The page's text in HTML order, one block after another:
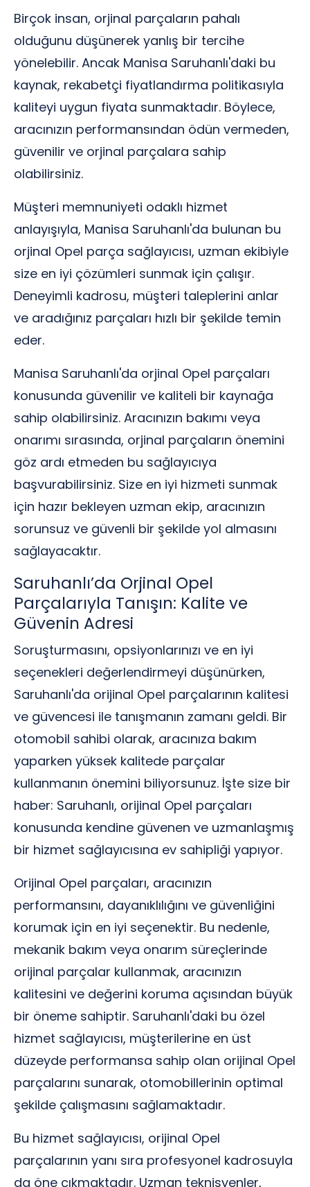
Birçok insan, orjinal parçaların pahalı
olduğunu düşünerek yanlış bir tercihe
yönelebilir. Ancak Manisa Saruhanlı'daki bu
kaynak, rekabetçi fiyatlandırma politikasıyla
kaliteyi uygun fiyata sunmaktadır. Böylece,
aracınızın performansından ödün vermeden,
güvenilir ve orjinal parçalara sahip
olabilirsiniz.
Müşteri memnuniyeti odaklı hizmet
anlayışıyla, Manisa Saruhanlı'da bulunan bu
orjinal Opel parça sağlayıcısı, uzman ekibiyle
size en iyi çözümleri sunmak için çalışır.
Deneyimli kadrosu, müşteri taleplerini anlar
ve aradığınız parçaları hızlı bir şekilde temin
eder.
Manisa Saruhanlı'da orjinal Opel parçaları
konusunda güvenilir ve kaliteli bir kaynağa
sahip olabilirsiniz. Aracınızın bakımı veya
onarımı sırasında, orjinal parçaların önemini
göz ardı etmeden bu sağlayıcıya
başvurabilirsiniz. Size en iyi hizmeti sunmak
için hazır bekleyen uzman ekip, aracınızın
sorunsuz ve güvenli bir şekilde yol almasını
sağlayacaktır.
Saruhanlı’da Orjinal Opel
Parçalarıyla Tanışın: Kalite ve
Güvenin Adresi
Soruşturmasını, opsiyonlarınızı ve en iyi
seçenekleri değerlendirmeyi düşünürken,
Saruhanlı'da orijinal Opel parçalarının kalitesi
ve güvencesi ile tanışmanın zamanı geldi. Bir
otomobil sahibi olarak, aracınıza bakım
yaparken yüksek kalitede parçalar
kullanmanın önemini biliyorsunuz. İşte size bir
haber: Saruhanlı, orijinal Opel parçaları
konusunda kendine güvenen ve uzmanlaşmış
bir hizmet sağlayıcısına ev sahipliği yapıyor.
Orijinal Opel parçaları, aracınızın
performansını, dayanıklılığını ve güvenliğini
korumak için en iyi seçenektir. Bu nedenle,
mekanik bakım veya onarım süreçlerinde
orijinal parçalar kullanmak, aracınızın
kalitesini ve değerini koruma açısından büyük
bir öneme sahiptir. Saruhanlı'daki bu özel
hizmet sağlayıcısı, müşterilerine en üst
düzeyde performansa sahip olan orijinal Opel
parçalarını sunarak, otomobillerinin optimal
şekilde çalışmasını sağlamaktadır.
Bu hizmet sağlayıcısı, orijinal Opel
parçalarının yanı sıra profesyonel kadrosuyla
da öne çıkmaktadır. Uzman teknisyenler,